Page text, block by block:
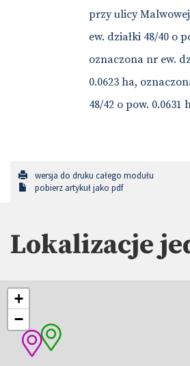
przy ulicy
ew. działki 48/40 o
oznaczona nr ew.
0.0623 ha,
48/42 o pow. 0.0631
wersja do druku całego modułu
pobierz artykuł jako pdf
Lokalizacje
+
−